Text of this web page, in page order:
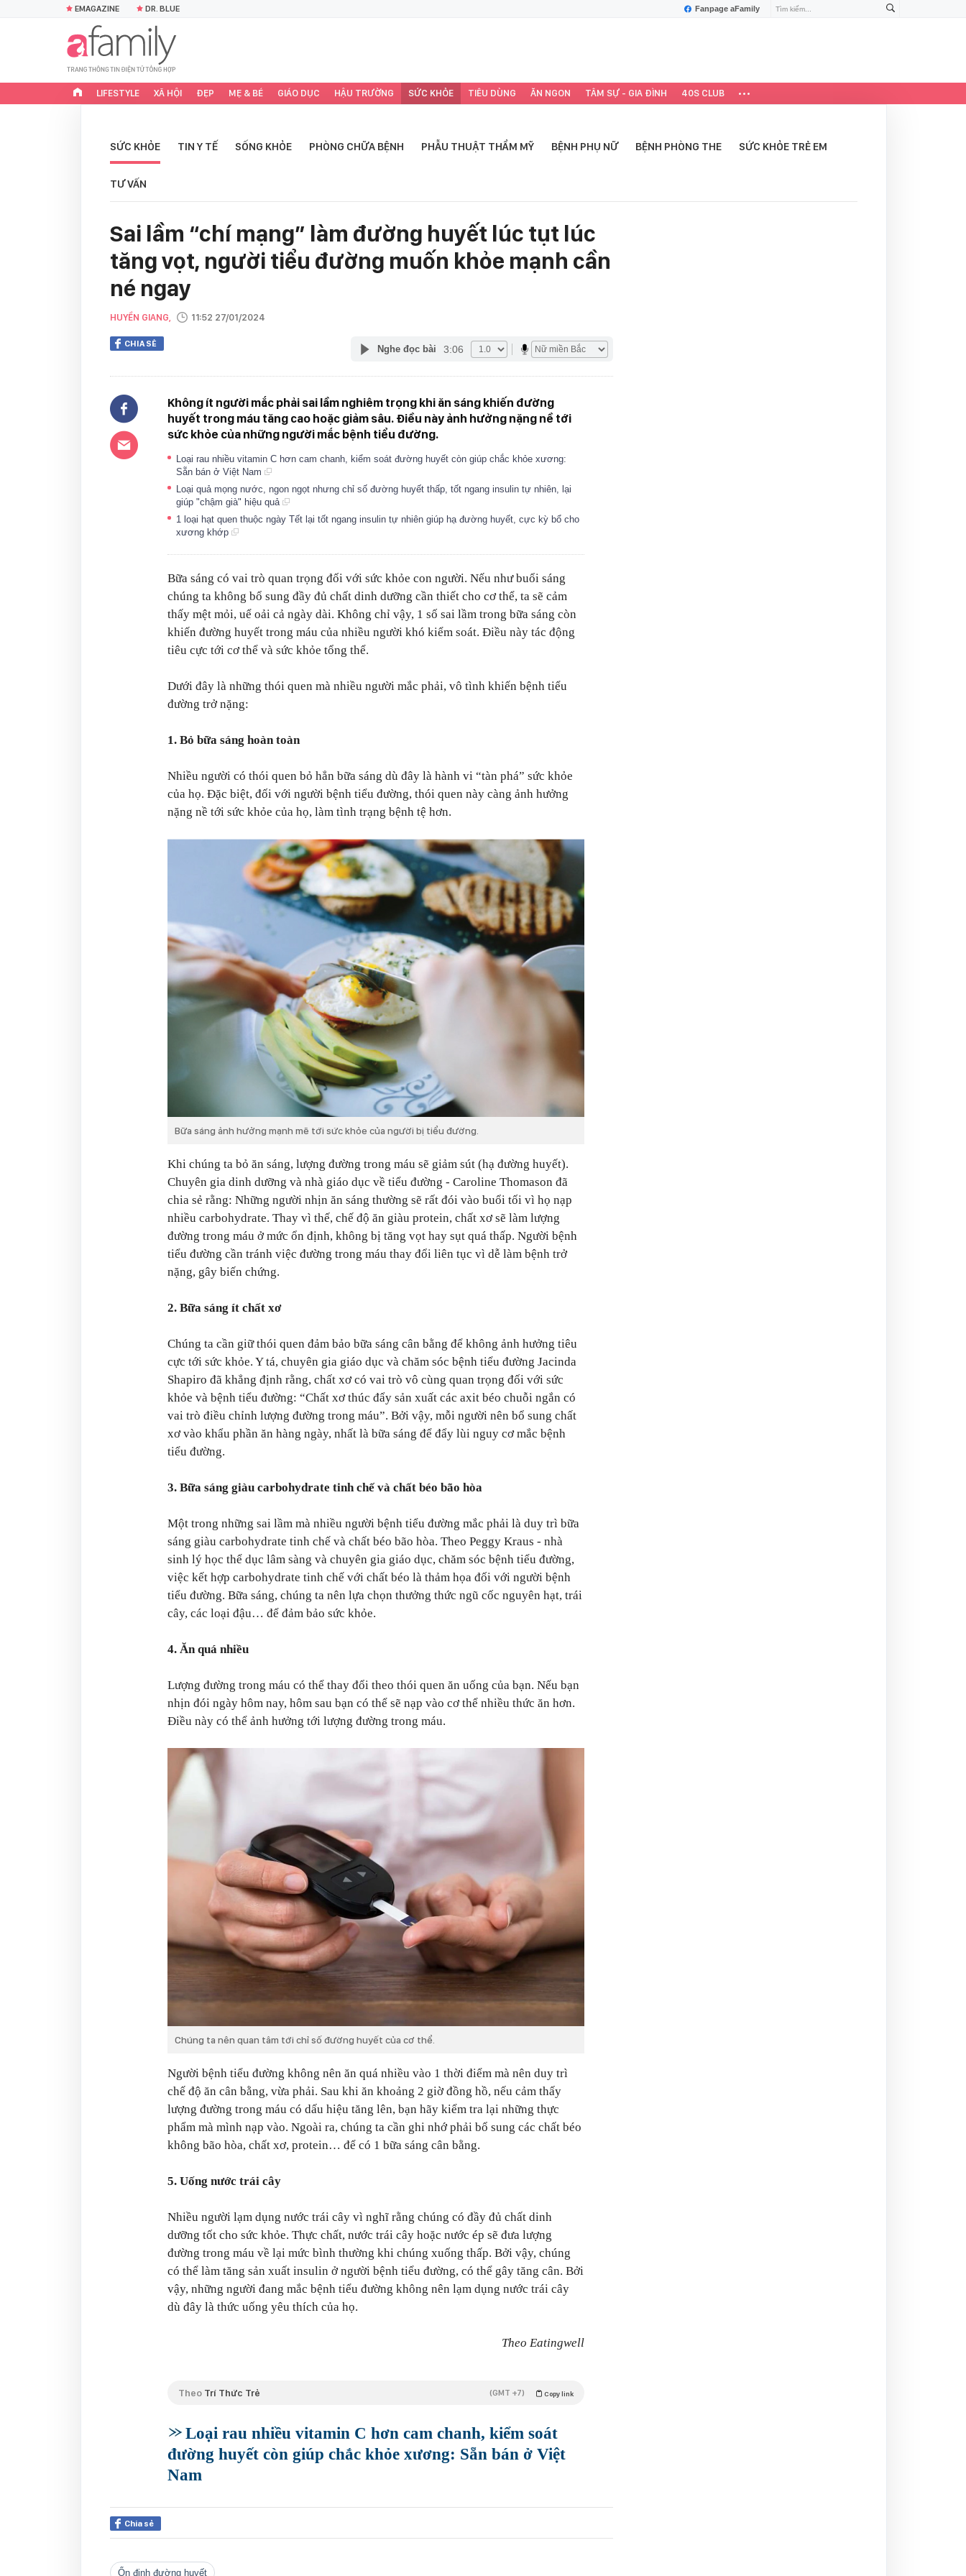
Fanpage aFamily
EMAGAZINE DR. BLUE
LIFESTYLE XÃ HỘI ĐẸP MẸ & BÉ GIÁO DỤC HẬU TRƯỜNG SỨC KHỎE TIÊU DÙNG ĂN NGON TÂM SỰ - GIA ĐÌNH 40S CLUB
SỨC KHỎE TIN Y TẾ SỐNG KHỎE PHÒNG CHỮA BỆNH PHẪU THUẬT THẨM MỸ BỆNH PHỤ NỮ BỆNH PHÒNG THE SỨC KHỎE TRẺ EM
TƯ VẤN
Sai lầm “chí mạng” làm đường huyết lúc tụt lúc
tăng vọt, người tiểu đường muốn khỏe mạnh cần
né ngay
HUYỀN GIANG, 11:52 27/01/2024
CHIA SẺ Nghe đọc bài 3:06
Không ít người mắc phải sai lầm nghiêm trọng khi ăn sáng khiến đường
huyết trong máu tăng cao hoặc giảm sâu. Điều này ảnh hưởng nặng nề tới
sức khỏe của những người mắc bệnh tiểu đường.
Loại rau nhiều vitamin C hơn cam chanh, kiểm soát đường huyết còn giúp chắc khỏe xương:
Sẵn bán ở Việt Nam
Loại quả mọng nước, ngon ngọt nhưng chỉ số đường huyết thấp, tốt ngang insulin tự nhiên, lại
giúp "chậm già" hiệu quả
1 loại hạt quen thuộc ngày Tết lại tốt ngang insulin tự nhiên giúp hạ đường huyết, cực kỳ bổ cho
xương khớp
Bữa sáng có vai trò quan trọng đối với sức khỏe con người. Nếu như buổi sáng
chúng ta không bổ sung đầy đủ chất dinh dưỡng cần thiết cho cơ thể, ta sẽ cảm
thấy mệt mỏi, uể oải cả ngày dài. Không chỉ vậy, 1 số sai lầm trong bữa sáng còn
khiến đường huyết trong máu của nhiều người khó kiểm soát. Điều này tác động
tiêu cực tới cơ thể và sức khỏe tổng thể.
Dưới đây là những thói quen mà nhiều người mắc phải, vô tình khiến bệnh tiểu
đường trở nặng:
1. Bỏ bữa sáng hoàn toàn
Nhiều người có thói quen bỏ hẳn bữa sáng dù đây là hành vi “tàn phá” sức khỏe
của họ. Đặc biệt, đối với người bệnh tiểu đường, thói quen này càng ảnh hưởng
nặng nề tới sức khỏe của họ, làm tình trạng bệnh tệ hơn.
Bữa sáng ảnh hưởng mạnh mẽ tới sức khỏe của người bị tiểu đường.
Khi chúng ta bỏ ăn sáng, lượng đường trong máu sẽ giảm sút (hạ đường huyết).
Chuyên gia dinh dưỡng và nhà giáo dục về tiểu đường - Caroline Thomason đã
chia sẻ rằng: Những người nhịn ăn sáng thường sẽ rất đói vào buổi tối vì họ nạp
nhiều carbohydrate. Thay vì thế, chế độ ăn giàu protein, chất xơ sẽ làm lượng
đường trong máu ở mức ổn định, không bị tăng vọt hay sụt quá thấp. Người bệnh
tiểu đường cần tránh việc đường trong máu thay đổi liên tục vì dễ làm bệnh trở
nặng, gây biến chứng.
2. Bữa sáng ít chất xơ
Chúng ta cần giữ thói quen đảm bảo bữa sáng cân bằng để không ảnh hưởng tiêu
cực tới sức khỏe. Y tá, chuyên gia giáo dục và chăm sóc bệnh tiểu đường Jacinda
Shapiro đã khẳng định rằng, chất xơ có vai trò vô cùng quan trọng đối với sức
khỏe và bệnh tiểu đường: “Chất xơ thúc đẩy sản xuất các axit béo chuỗi ngắn có
vai trò điều chỉnh lượng đường trong máu”. Bởi vậy, mỗi người nên bổ sung chất
xơ vào khẩu phần ăn hàng ngày, nhất là bữa sáng để đẩy lùi nguy cơ mắc bệnh
tiểu đường.
3. Bữa sáng giàu carbohydrate tinh chế và chất béo bão hòa
Một trong những sai lầm mà nhiều người bệnh tiểu đường mắc phải là duy trì bữa
sáng giàu carbohydrate tinh chế và chất béo bão hòa. Theo Peggy Kraus - nhà
sinh lý học thể dục lâm sàng và chuyên gia giáo dục, chăm sóc bệnh tiểu đường,
việc kết hợp carbohydrate tinh chế với chất béo là thảm họa đối với người bệnh
tiểu đường. Bữa sáng, chúng ta nên lựa chọn thưởng thức ngũ cốc nguyên hạt, trái
cây, các loại đậu… để đảm bảo sức khỏe.
4. Ăn quá nhiều
Lượng đường trong máu có thể thay đổi theo thói quen ăn uống của bạn. Nếu bạn
nhịn đói ngày hôm nay, hôm sau bạn có thể sẽ nạp vào cơ thể nhiều thức ăn hơn.
Điều này có thể ảnh hưởng tới lượng đường trong máu.
Chúng ta nên quan tâm tới chỉ số đường huyết của cơ thể.
Người bệnh tiểu đường không nên ăn quá nhiều vào 1 thời điểm mà nên duy trì
chế độ ăn cân bằng, vừa phải. Sau khi ăn khoảng 2 giờ đồng hồ, nếu cảm thấy
lượng đường trong máu có dấu hiệu tăng lên, bạn hãy kiểm tra lại những thực
phẩm mà mình nạp vào. Ngoài ra, chúng ta cần ghi nhớ phải bổ sung các chất béo
không bão hòa, chất xơ, protein… để có 1 bữa sáng cân bằng.
5. Uống nước trái cây
Nhiều người lạm dụng nước trái cây vì nghĩ rằng chúng có đầy đủ chất dinh
dưỡng tốt cho sức khỏe. Thực chất, nước trái cây hoặc nước ép sẽ đưa lượng
đường trong máu về lại mức bình thường khi chúng xuống thấp. Bởi vậy, chúng
có thể làm tăng sản xuất insulin ở người bệnh tiểu đường, có thể gây tăng cân. Bởi
vậy, những người đang mắc bệnh tiểu đường không nên lạm dụng nước trái cây
dù đây là thức uống yêu thích của họ.
Theo Eatingwell
Theo Trí Thức Trẻ Copy link
(GMT +7)
Loại rau nhiều vitamin C hơn cam chanh, kiểm soát
đường huyết còn giúp chắc khỏe xương: Sẵn bán ở Việt
Nam
Chia sẻ
ổn định đường huyết